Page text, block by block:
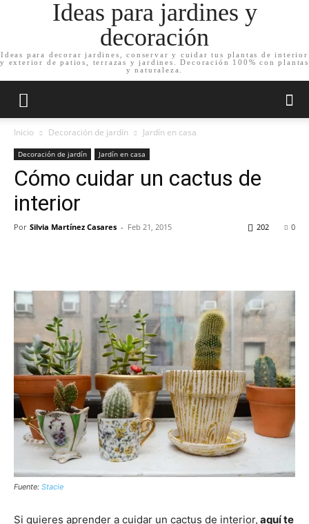
Ideas para jardines y
decoración
Ideas para decorar jardines, conservar y cuidar tus plantas de interior
y exterior de patios, terrazas y jardines. Decoración 100% con plantas
y naturaleza.
Inicio Decoración de jardín Jardín en casa
Decoración de jardín Jardín en casa
Cómo cuidar un cactus de
interior
Por Silvia Martínez Casares - Feb 21, 2015 0
202
Fuente: Stacie
Si quieres aprender a cuidar un cactus de interior, aquí te